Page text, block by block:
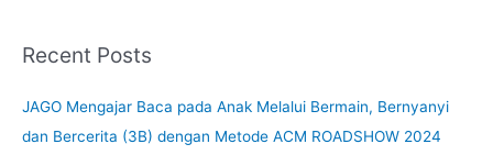
Recent Posts
JAGO Mengajar Baca pada Anak Melalui Bermain, Bernyanyi
dan Bercerita (3B) dengan Metode ACM ROADSHOW 2024